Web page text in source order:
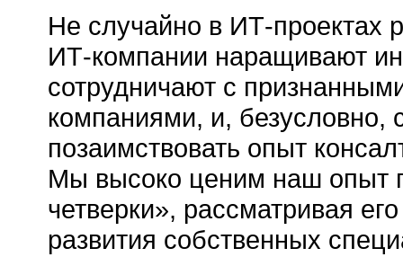
Не случайно в ИТ-проектах
ИТ-компании наращивают
сотрудничают с
компаниями, и, безусловно,
позаимствовать опыт
Мы высоко ценим наш опыт
четверки», рассматривая
развития собственных